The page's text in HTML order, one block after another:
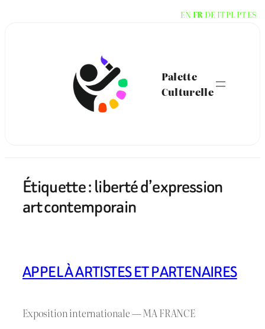
Palette
Culturelle
Étiquette :liberté d’expression
art contemporain
APPEL À ARTISTES ET PARTENAIRES
Exposition internationale — MA FRANCE
EN FR DE ITPL PTES